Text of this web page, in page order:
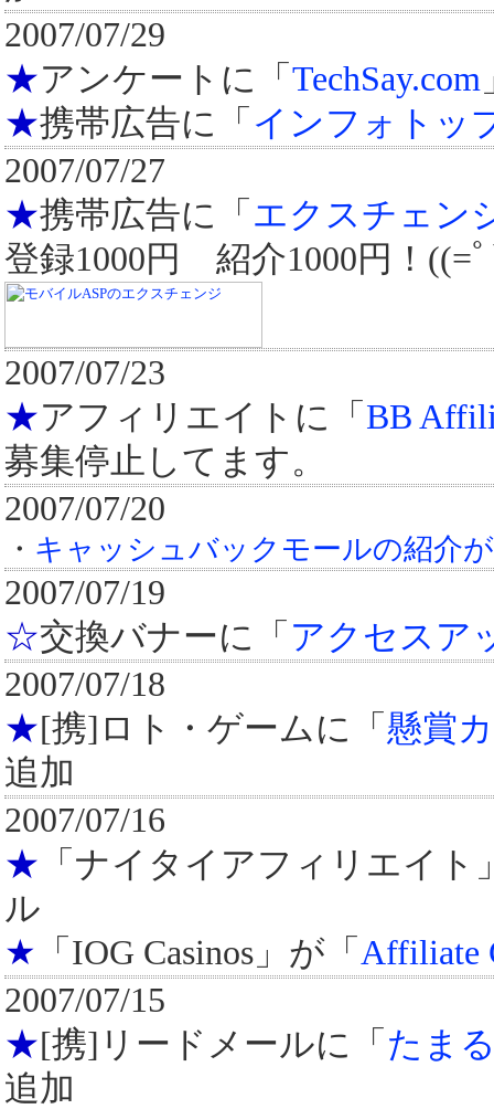
2007/07/29
★アンケートに「 TechSay.com
★携帯広告に「 インフォトッ
2007/07/27
★携帯広告に「 エクスチェン
登録1000円 紹介1000円！((=
2007/07/23
★アフィリエイトに「 BB
募集停止してます。
2007/07/20
・ キャッシュバックモールの紹介
2007/07/19
☆交換バナーに「 アクセスア
2007/07/18
★[携]ロト・ゲームに「 懸賞
追加
2007/07/16
★ 「ナイタイアフィリエイト
ル
★ 「IOG Casinos」が「 Affiliate
2007/07/15
★[携]リードメールに「 たま
追加